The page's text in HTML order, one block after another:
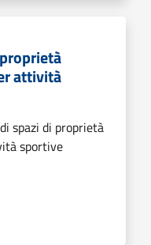
attività
spazi di proprietà
sportive